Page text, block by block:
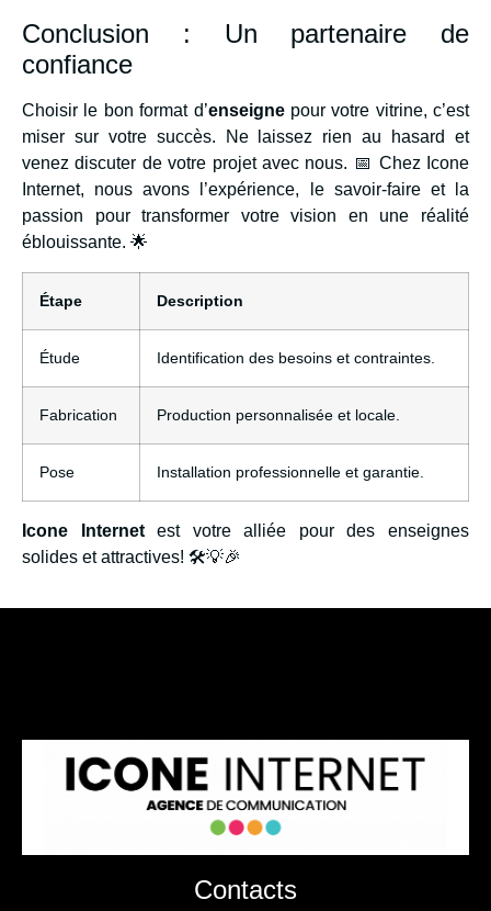
Conclusion : Un partenaire de
confiance
Choisir le bon format d’enseignepour votre vitrine, c’est
miser sur votre succès. Ne laissez rien au hasard et
venez discuter de votre projet avec nous. 📅 Chez Icone
Internet, nous avons l’expérience, le savoir-faire et la
passion pour transformer votre vision en une réalité
éblouissante. 🌟
Étape Description
Étude Identification des besoins et contraintes.
Fabrication Production personnalisée et locale.
Pose Installation professionnelle et garantie.
Icone Internetest votre alliée pour des enseignes
solides et attractives! 🛠️💡🎉
Contacts